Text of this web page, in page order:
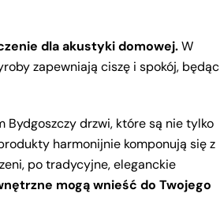
dla akustyki domowej.W
zapewniają ciszę i spokój, będąc
Bydgoszczy drzwi, które są nie tylko
harmonijnie komponują się z
po tradycyjne, eleganckie
mogą wnieść do Twojego